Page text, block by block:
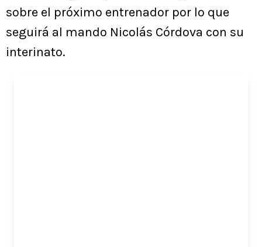
sobre el próximo entrenador por lo que
seguirá al mando Nicolás Córdova con su
interinato.